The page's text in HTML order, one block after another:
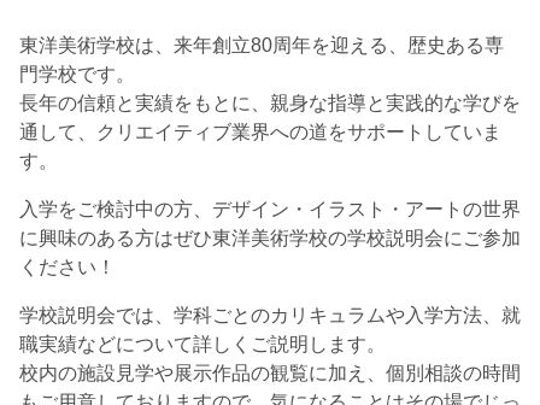
東洋美術学校は、来年創立80周年を迎える、歴史ある専
門学校です。
長年の信頼と実績をもとに、親身な指導と実践的な学びを
通して、クリエイティブ業界への道をサポートしていま
す。
入学をご検討中の方、デザイン・イラスト・アートの世界
に興味のある方はぜひ東洋美術学校の学校説明会にご参加
ください！
学校説明会では、学科ごとのカリキュラムや入学方法、就
職実績などについて詳しくご説明します。
校内の施設見学や展示作品の観覧に加え、個別相談の時間